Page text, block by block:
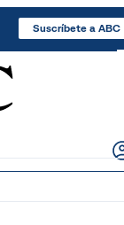
Suscríbete a ABC